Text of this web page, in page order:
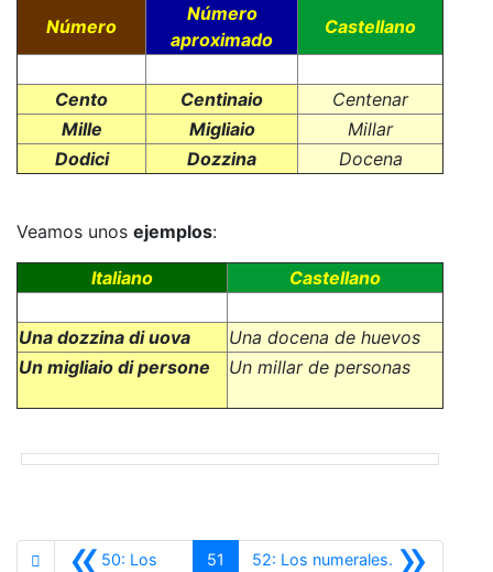
Número
Número
aproximado
Castellano
Cento Centinaio
Centenar
Mille
Migliaio
Millar
Dodici
Dozzina Docena
Veamos unos ejemplos:
Italiano Castellano
Una dozzina di uova
Una docena de huevos
Un migliaio di persone
Un millar de personas
50: Los
51
52: Los numerales.